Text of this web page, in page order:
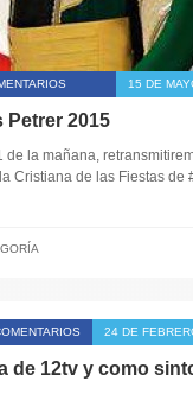
15 DE
Petrer 2015
de la mañana,
Cristiana de las Fiestas de
24 DE
de 12tv y como